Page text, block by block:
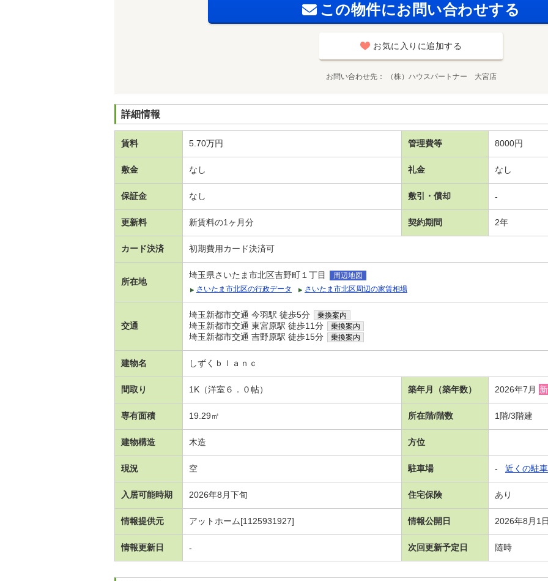
この物件にお問い合わせする
お気に入りに追加する
お問い合わせ先 （株）ハウスパートナー 大宮店
詳細情報
賃料 5.70万円 管理費等 8000円
敷金 なし 礼金 なし
保証金 なし 敷引・償却 -
更新料 新賃料の1ヶ月分 契約期間 2年
カード決済 初期費用カード決済可
所在地
埼玉県さいたま市北区吉野町１丁目
周辺地図
さいたま市北区の行政データ
さいたま市北区周辺の家賃相場
交通
埼玉新都市交通 今羽駅 徒歩5分 乗換案内
埼玉新都市交通 東宮原駅 徒歩11分 乗換案内
埼玉新都市交通 吉野原駅 徒歩15分 乗換案内
建物名 しずくｂｌａｎｃ
間取り 1K（洋室６．０帖） 築年月（築年数） 2026年7月
専有面積 19.29㎡ 所在階/階数 1階/3階建
建物構造 木造 方位
現況 空 駐車場 - 近くの駐
入居可能時期 2026年8月下旬 住宅保険 あり
情報提供元 アットホーム[1125931927] 情報公開日 2026年8月1
情報更新日 - 次回更新予定日 随時